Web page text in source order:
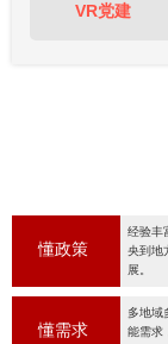
VR党建
懂政策
经验丰
央到地
展。
懂需求
多地域
能需求